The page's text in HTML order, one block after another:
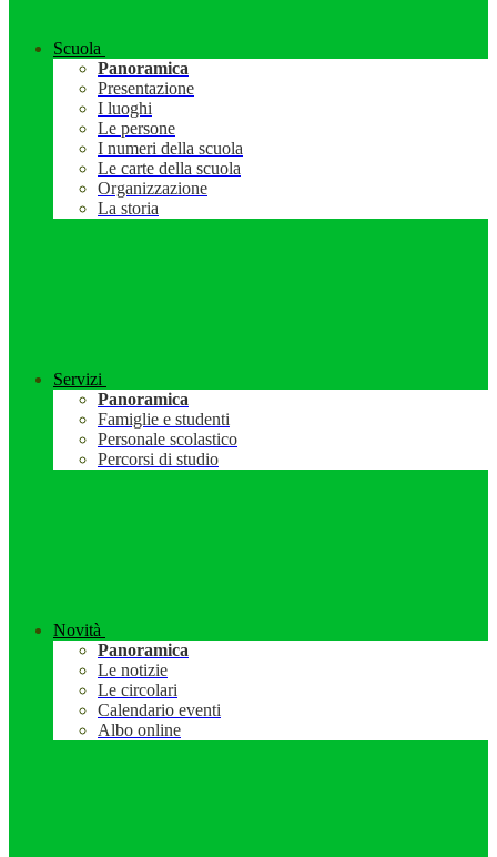
Scuola
Panoramica
Presentazione
I luoghi
Le persone
I numeri della scuola
Le carte della scuola
Organizzazione
La storia
Servizi
Panoramica
Famiglie e studenti
Personale scolastico
Percorsi di studio
Novità
Panoramica
Le notizie
Le circolari
Calendario eventi
Albo online